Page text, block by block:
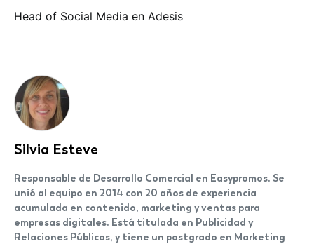
Head of Social Media en Adesis
Silvia Esteve
Responsable de Desarrollo Comercial en Easypromos. Se
unió al equipo en 2014 con 20 años de experiencia
acumulada en contenido, marketing y ventas para
empresas digitales. Está titulada en Publicidad y
Relaciones Públicas, y tiene un postgrado en Marketing